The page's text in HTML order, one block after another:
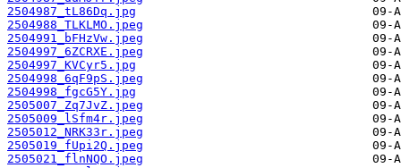
2504987_tL86Dq.jpg
2504988_TLKLMO.jpeg
2504991_bFHzVw.jpeg
2504997_6ZCRXE.jpeg
2504997_KVCyr5.jpg
2504998_6qF9pS.jpeg
2504998_fgcG5Y.jpg
2505007_Zq7JvZ.jpeg
2505009_lSfm4r.jpeg
2505012_NRK33r.jpeg
2505019_fUpi2Q.jpeg
2505021_flnNQO.jpeg